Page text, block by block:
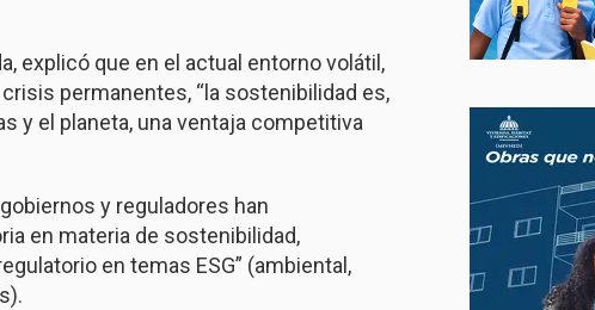
explicó que en el actual entorno volátil,
permanentes, “la sostenibilidad es,
y el planeta, una ventaja competitiva
y reguladores han
en materia de sostenibilidad,
en temas ESG” (ambiental,